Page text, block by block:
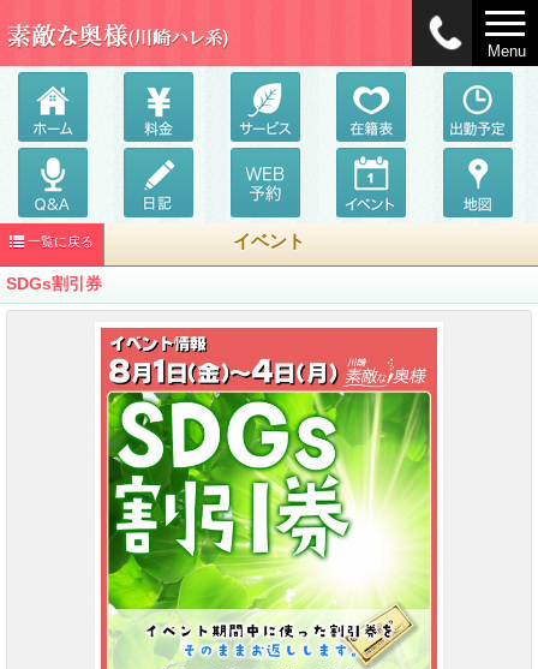
Menu
イベント
一覧に戻る
SDGs割引券